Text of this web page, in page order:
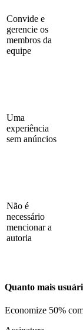
Convide e
gerencie os
membros da
equipe
Uma
experiência
sem anúncios
Não é
necessário
mencionar a
autoria
Quanto mais
Economize 50%